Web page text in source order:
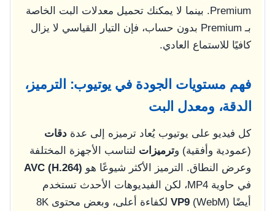
Premium. بينما لا يمكنك تحميل معدلات البت الخاصة
بـ Premium بدون حساب، فإن التيار القياسي لا يزال
كافيًا للاستماع العادي.
فهم مستويات الجودة في يوتيوب: الترميز،
الدقة، ومعدل البت
كل فيديو على يوتيوب يُعاد ترميزه إلى عدة دقات
(عمودية وأفقية) وترميزات لتناسب الأجهزة المختلفة
وعرض النطاق. الترميز الأكثر شيوعًا هو AVC (H.264)
في حاوية MP4، لكن الفيديوهات الأحدث تستخدم
أيضًا
VP9
(WebM) لكفاءة أعلى، وبعض محتوى 8K